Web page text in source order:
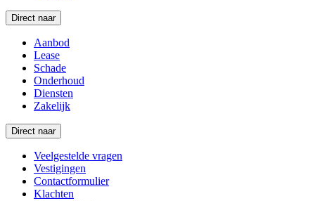
Direct naar
Aanbod
Lease
Schade
Onderhoud
Diensten
Zakelijk
Direct naar
Veelgestelde vragen
Vestigingen
Contactformulier
Klachten